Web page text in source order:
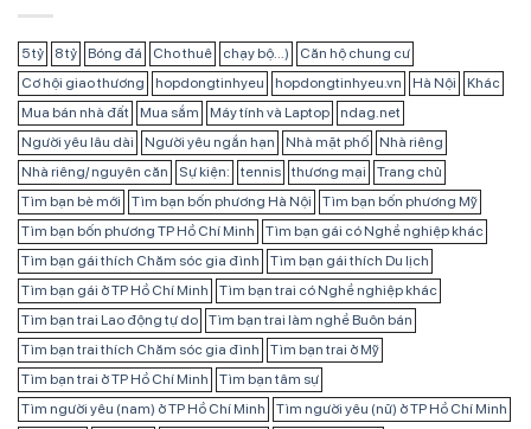
5 tỷ 8 tỷ Bóng đá Cho thuê chạy bộ...)
Căn hộ chung cư
Cơ hội giao thương
hopdongtinhyeu hopdongtinhyeu.vn Hà Nội
Khác
Mua bán nhà đất
Mua sắm Máy tính và Laptop
ndag.net
Người yêu lâu dài
Người yêu ngắn hạn Nhà mặt phố
Nhà riêng
Nhà riêng/ nguyên căn
Sự kiện: tennis thương mại
Trang chủ
Tìm bạn bè mới
Tìm bạn bốn phương Hà Nội
Tìm bạn bốn phương Mỹ
Tìm bạn bốn phương TP Hồ Chí Minh
Tìm bạn gái có Nghề nghiệp khác
Tìm bạn gái thích Chăm sóc gia đình
Tìm bạn gái thích Du lịch
Tìm bạn gái ở TP Hồ Chí Minh
Tìm bạn trai có Nghề nghiệp khác
Tìm bạn trai Lao động tự do
Tìm bạn trai làm nghề Buôn bán
Tìm bạn trai thích Chăm sóc gia đình
Tìm bạn trai ở Mỹ
Tìm bạn trai ở TP Hồ Chí Minh
Tìm bạn tâm sự
Tìm người yêu (nam) ở TP Hồ Chí Minh
Tìm người yêu (nữ) ở TP Hồ Chí Minh